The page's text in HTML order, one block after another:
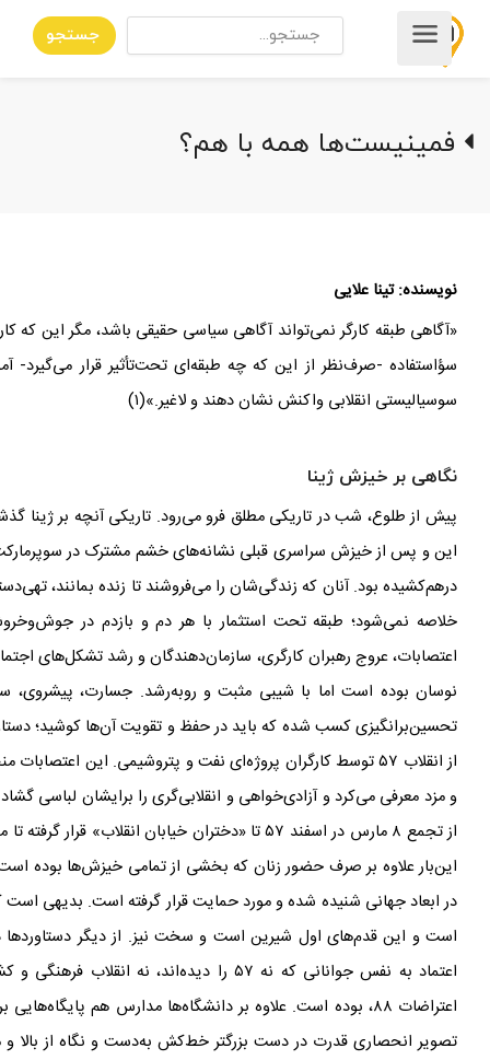
جستجو
فمینیست‌ها همه با هم؟
نویسنده: تینا علایی
«آگاهی طبقه کارگر نمیتواند آگاهی سیاسی حقیقی باشد، مگر این که
سؤاستفاده -صرف‌نظر از این که چه طبقهای تحت‌تأثیر قرار میگیرد-
سوسیالیستی انقلابی واکنش نشان دهند و لاغیر.»(۱)
نگاهی بر خیزش ژینا
پیش از طلوع، شب در تاریکی مطلق فرو میرود. تاریکی آنچه بر ژینا
این و پس از خیزش سراسری قبلی نشانههای خشم مشترک در
در‌هم‌کشیده بود. آنان که زندگیشان را میفروشند تا زنده بمانند، تهی
خلاصه نمیشود؛ طبقهتحت استثمار با هر دم و بازدم در
اعتصابات، عروج رهبران کارگری، سازماندهندگان و رشد تشکلهای
نوسان بوده است اما با شیبی مثبت و رو‌به‌رشد. جسارت، پیشروی،
تحسین‌برانگیزی کسب شده که باید در حفظ و تقویت آن‌ها کوشید؛
از انقلاب ۵۷ توسط کارگران پروژه
ای نفت و پتروشیمی. این اعتصابات
و مزد معرفی میکرد و آزادیخواهی و انقلابیگری را برایشان لباسی
از تجمع ۸ مارس در اسفند ۵۷ تا «دختران خیابان انقلاب» قرار گرفته تا مبارزه برای آزادی زنان و علیه حجاب اجباری را به پیروزی نزدیک
اینبار علاوه بر صرف حضور زنان که بخشی از تمامی خیزشها بوده
در ابعاد جهانی شنیده شده و مورد حمایت قرار گرفته است. بدیهی
است و این قدم‌های اول شیرین است و سخت نیز. از دیگر
اعتماد به نفس جوانانی که نه ۵۷ را دیده
اند، نه انقلاب فرهنگی و کشتار
اعتراضات ۸۸، بوده است. علاوه بر دانشگاه
ها مدارس هم پایگاههایی
تصویر انحصاری قدرت در دست بزرگتر خطکش بهدست و نگاه از بالا و